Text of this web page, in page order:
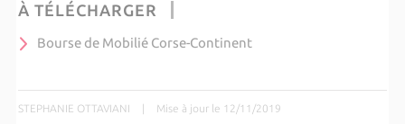
À TÉLÉCHARGER
Bourse de Mobilié Corse-Continent
STEPHANIE OTTAVIANI | Mise à jour le 12/11/2019